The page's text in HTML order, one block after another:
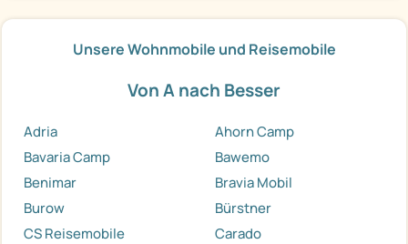
Unsere Wohnmobile und Reisemobile
Von A nach Besser
Adria
Ahorn Camp
Bavaria Camp
Bawemo
Benimar
Bravia Mobil
Burow
Bürstner
CS Reisemobile
Carado